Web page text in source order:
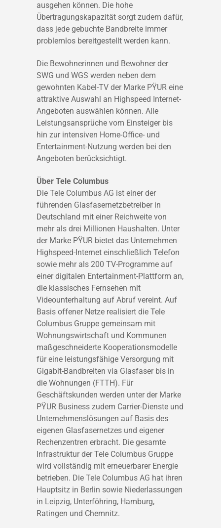
ausgehen können. Die hohe
Übertragungskapazität sorgt zudem dafür,
dass jede gebuchte Bandbreite immer
problemlos bereitgestellt werden kann.
Die Bewohnerinnen und Bewohner der
SWG und WGS werden neben dem
gewohnten Kabel-TV der Marke PŸUR eine
attraktive Auswahl an Highspeed Internet-
Angeboten auswählen können. Alle
Leistungsansprüche vom Einsteiger bis
hin zur intensiven Home-Office- und
Entertainment-Nutzung werden bei den
Angeboten berücksichtigt.
Über Tele Columbus
Die Tele Columbus AG ist einer der
führenden Glasfasernetzbetreiber in
Deutschland mit einer Reichweite von
mehr als drei Millionen Haushalten. Unter
der Marke PŸUR bietet das Unternehmen
Highspeed-Internet einschließlich Telefon
sowie mehr als 200 TV-Programme auf
einer digitalen Entertainment-Plattform an,
die klassisches Fernsehen mit
Videounterhaltung auf Abruf vereint. Auf
Basis offener Netze realisiert die Tele
Columbus Gruppe gemeinsam mit
Wohnungswirtschaft und Kommunen
maßgeschneiderte Kooperationsmodelle
für eine leistungsfähige Versorgung mit
Gigabit-Bandbreiten via Glasfaser bis in
die Wohnungen (FTTH). Für
Geschäftskunden werden unter der Marke
PŸUR Business zudem Carrier-Dienste und
Unternehmenslösungen auf Basis des
eigenen Glasfasernetzes und eigener
Rechenzentren erbracht. Die gesamte
Infrastruktur der Tele Columbus Gruppe
wird vollständig mit erneuerbarer Energie
betrieben. Die Tele Columbus AG hat ihren
Hauptsitz in Berlin sowie Niederlassungen
in Leipzig, Unterföhring, Hamburg,
Ratingen und Chemnitz.